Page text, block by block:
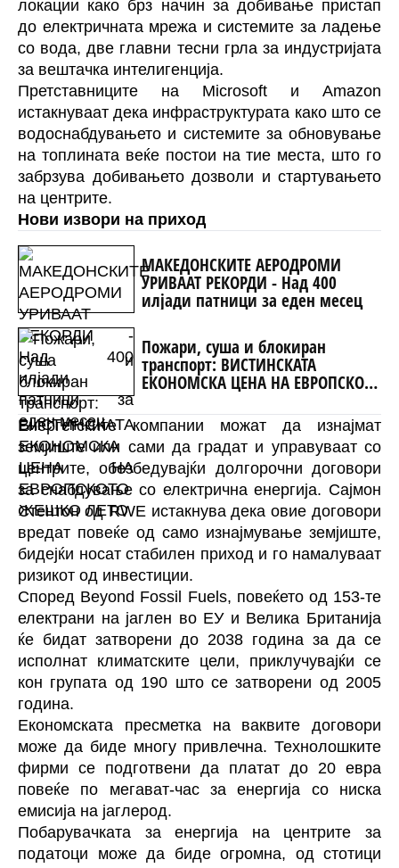
локации како брз начин за добивање пристап
до електричната мрежа и системите за ладење
со вода, две главни тесни грла за индустријата
за вештачка интелигенција.
Претставниците на Microsoft и Amazon
истакнуваат дека инфраструктурата како што се
водоснабдувањето и системите за обновување
на топлината веќе постои на тие места, што го
забрзува добивањето дозволи и стартувањето
на центрите.
Нови извори на приход
МАКЕДОНСКИТЕ АЕРОДРОМИ
УРИВААТ РЕКОРДИ - Над 400
илјади патници за еден месец
Пожари, суша и блокиран
транспорт: ВИСТИНСКАТА
ЕКОНОМСКА ЦЕНА НА ЕВРОПСКОТО
Енергетските компании можат да изнајмат
земјиште или сами да градат и управуваат со
центрите, обезбедувајќи долгорочни договори
за снабдување со електрична енергија. Сајмон
Стентон од RWE истакнува дека овие договори
вредат повеќе од само изнајмување земјиште,
бидејќи носат стабилен приход и го намалуваат
ризикот од инвестиции.
Според Beyond Fossil Fuels, повеќето од 153-те
електрани на јаглен во ЕУ и Велика Британија
ќе бидат затворени до 2038 година за да се
исполнат климатските цели, приклучувајќи се
кон групата од 190 што се затворени од 2005
година.
Економската пресметка на ваквите договори
може да биде многу привлечна. Технолошките
фирми се подготвени да платат до 20 евра
повеќе по мегават-час за енергија со ниска
емисија на јаглерод.
Побарувачката за енергија на центрите за
податоци може да биде огромна, од стотици